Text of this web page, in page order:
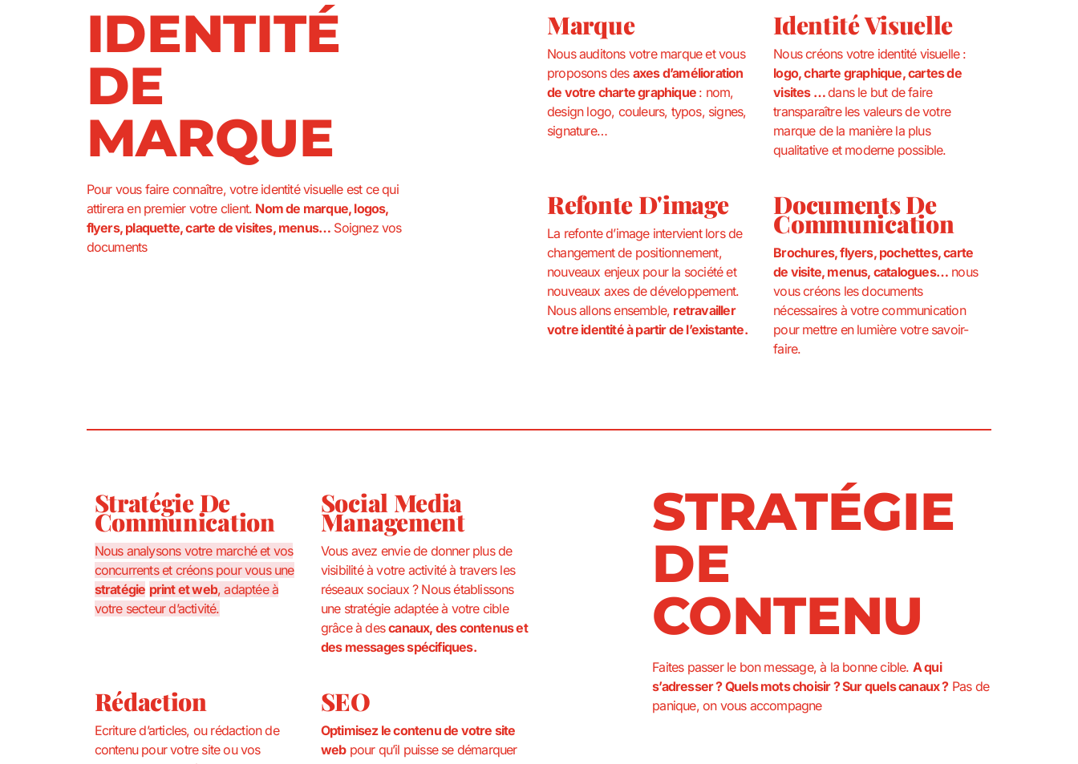
IDENTITÉ
DE
MARQUE
Pour vous faire connaître, votre identité visuelle est ce qui
attirera en premier votre client. Nom de marque, logos,
flyers, plaquette, carte de visites, menus… Soignez vos
documents
Marque
Nous auditons votre marque et vous
proposons des axes d’amélioration
de votre charte graphique : nom,
design logo, couleurs, typos, signes,
signature…
Identité Visuelle
Nous créons votre identité visuelle :
logo, charte graphique, cartes de
visites …dans le but de faire
transparaître les valeurs de votre
marque de la manière la plus
qualitative et moderne possible.
Refonte D'image
La refonte d’image intervient lors de
changement de positionnement,
nouveaux enjeux pour la société et
nouveaux axes de développement.
Nous allons ensemble, retravailler
votre identité à partir de l’existante.
Documents De
Communication
Brochures, flyers, pochettes, carte
de visite, menus, catalogues… nous
vous créons les documents
nécessaires à votre communication
pour mettre en lumière votre savoir-
faire.
Stratégie De
Communication
Nous analysons votre marché et vos
concurrents et créons pour vous une
stratégie print et web, adaptée à
votre secteur d’activité.
Social Media
Management
Vous avez envie de donner plus de
visibilité à votre activité à travers les
réseaux sociaux ? Nous établissons
une stratégie adaptée à votre cible
grâce à descanaux, des contenus et
des messages spécifiques.
Rédaction
Ecriture d’articles, ou rédaction de
contenu pour votre site ou vos
SEO
Optimisez le contenu de votre site
webpour qu’il puisse se démarquer
STRATÉGIE
DE
CONTENU
Faites passer le bon message, à la bonne cible. A qui
s’adresser ? Quels mots choisir ? Sur quels canaux ?Pas de
panique, on vous accompagne